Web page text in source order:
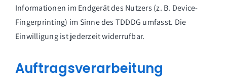
Informationen im Endgerät des Nutzers (z. B. Device-
Fingerprinting) im Sinne des TDDDG umfasst. Die
Einwilligung ist jederzeit widerrufbar.
Auftragsverarbeitung